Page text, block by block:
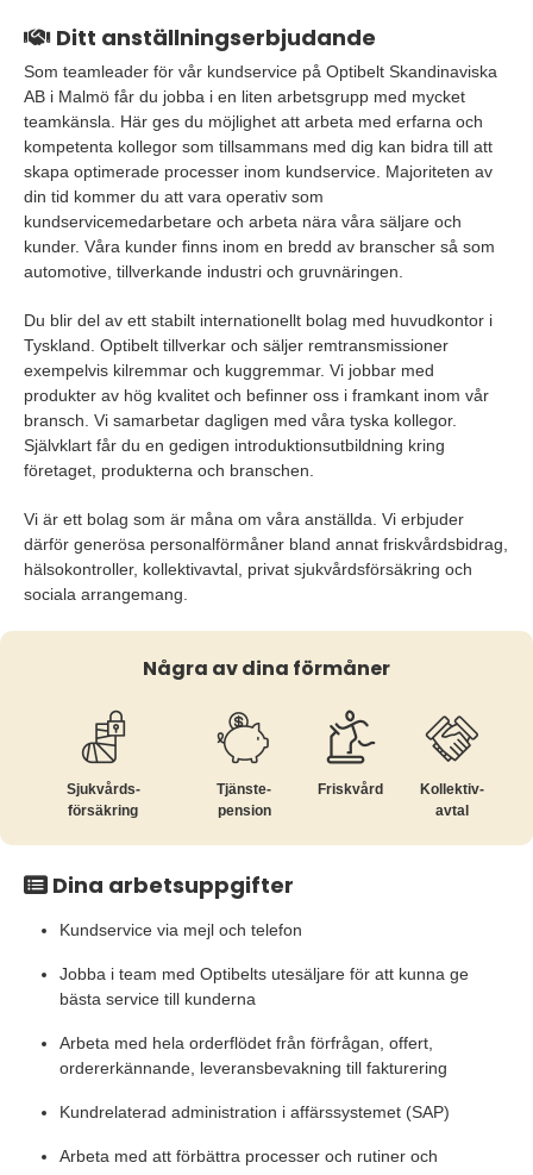
Ditt anställningserbjudande
Som teamleader för vår kundservice på Optibelt Skandinaviska
AB i Malmö får du jobba i en liten arbetsgrupp med mycket
teamkänsla. Här ges du möjlighet att arbeta med erfarna och
kompetenta kollegor som tillsammans med dig kan bidra till att
skapa optimerade processer inom kundservice. Majoriteten av
din tid kommer du att vara operativ som
kundservicemedarbetare och arbeta nära våra säljare och
kunder. Våra kunder finns inom en bredd av branscher så som
automotive, tillverkande industri och gruvnäringen.
Du blir del av ett stabilt internationellt bolag med huvudkontor i
Tyskland. Optibelt tillverkar och säljer remtransmissioner
exempelvis kilremmar och kuggremmar. Vi jobbar med
produkter av hög kvalitet och befinner oss i framkant inom vår
bransch. Vi samarbetar dagligen med våra tyska kollegor.
Självklart får du en gedigen introduktionsutbildning kring
företaget, produkterna och branschen.
Vi är ett bolag som är måna om våra anställda. Vi erbjuder
därför generösa personalförmåner bland annat friskvårdsbidrag,
hälsokontroller, kollektivavtal, privat sjukvårdsförsäkring och
sociala arrangemang.
Några av dina förmåner
Sjukvårds­
försäkring
Tjänste­
pension
Friskvård
Kollektiv­
avtal
Dina arbetsuppgifter
Kundservice via mejl och telefon
Jobba i team med Optibelts utesäljare för att kunna ge
bästa service till kunderna
Arbeta med hela orderflödet från förfrågan, offert,
ordererkännande, leveransbevakning till fakturering
Kundrelaterad administration i affärssystemet (SAP)
Arbeta med att förbättra processer och rutiner och